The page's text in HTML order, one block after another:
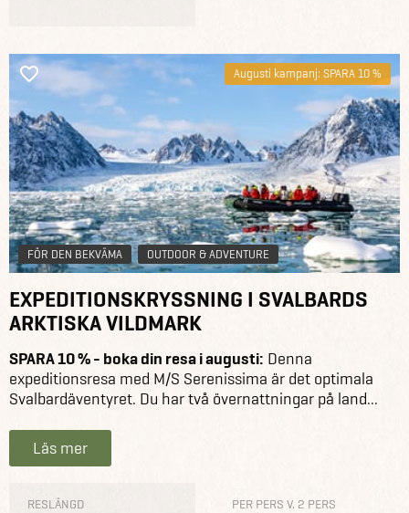
Augusti kampanj: SPARA 10 %
FÖR DEN BEKVÄMA OUTDOOR & ADVENTURE
EXPEDITIONSKRYSSNING I SVALBARDS
ARKTISKA VILDMARK
SPARA 10 % - boka din resa i augusti: Denna
expeditionsresa med M/S Serenissima är det optimala
Svalbardäventyret. Du har två övernattningar på land...
Läs mer
RESLÄNGD PER PERS V. 2 PERS